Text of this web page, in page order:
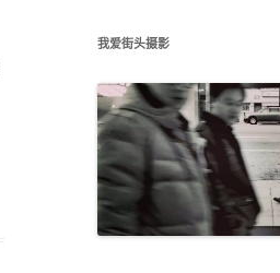
我爱街头摄影